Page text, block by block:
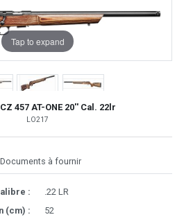
Tap to expand
457 AT-ONE 20'' Cal. 22lr
LO217
Documents à fournir
:
.22 LR
(cm) :
52